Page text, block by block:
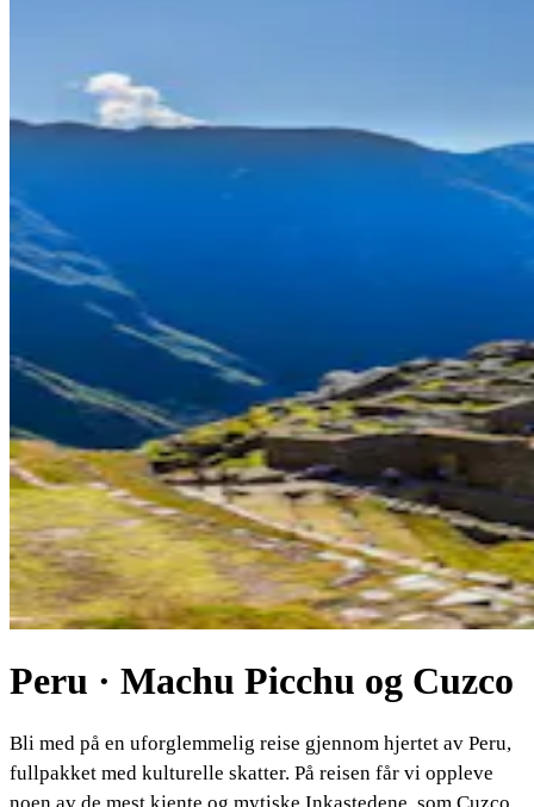
Peru · Machu Picchu og Cuzco
Bli med på en uforglemmelig reise gjennom hjertet av Peru,
fullpakket med kulturelle skatter. På reisen får vi oppleve